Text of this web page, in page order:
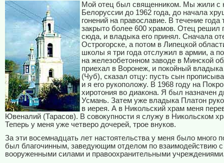
Мой отец был священником. Мы жили с
Белоруссии до 1962 года, до начала
гонений на православие. В течение года
закрыто более 600 храмов. Отец решил
сюда, и владыка его принял. Сначала
Острогорске, а потом в Липецкой
школы я три года отслужил в армии, а
на железобетонном заводе в Минской
приехал в Воронеж, и покойный
(Чуб), сказал отцу: пусть сын
и я его рукоположу. В 1968 году на
хиротония во диакона. Я был назначен
Усмань. Затем уже владыка Платон
в иерея. А в Никольский храм меня
Ювеналий (Тарасов). В совокупности я служу в Никольском
Теперь у меня уже четверо дочерей, трое внуков.
За эти восемнадцать лет настоятельства у меня было много
был благочинным, заведующим отделом по взаимодействию с
вооруженными силами и правоохранительными